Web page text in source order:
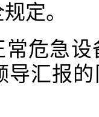
定。
危急
导汇报